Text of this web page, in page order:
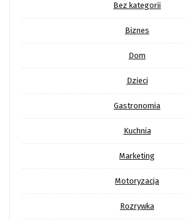
Bez kategorii
Biznes
Dom
Dzieci
Gastronomia
Kuchnia
Marketing
Motoryzacja
Rozrywka